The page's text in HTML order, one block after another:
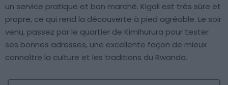
un service pratique et bon marché. Kigali est très sûre et
propre, ce qui rend la découverte à pied agréable. Le soir
venu, passez par le quartier de Kimihurura pour tester
ses bonnes adresses, une excellente façon de mieux
connaître la culture et les traditions du Rwanda.